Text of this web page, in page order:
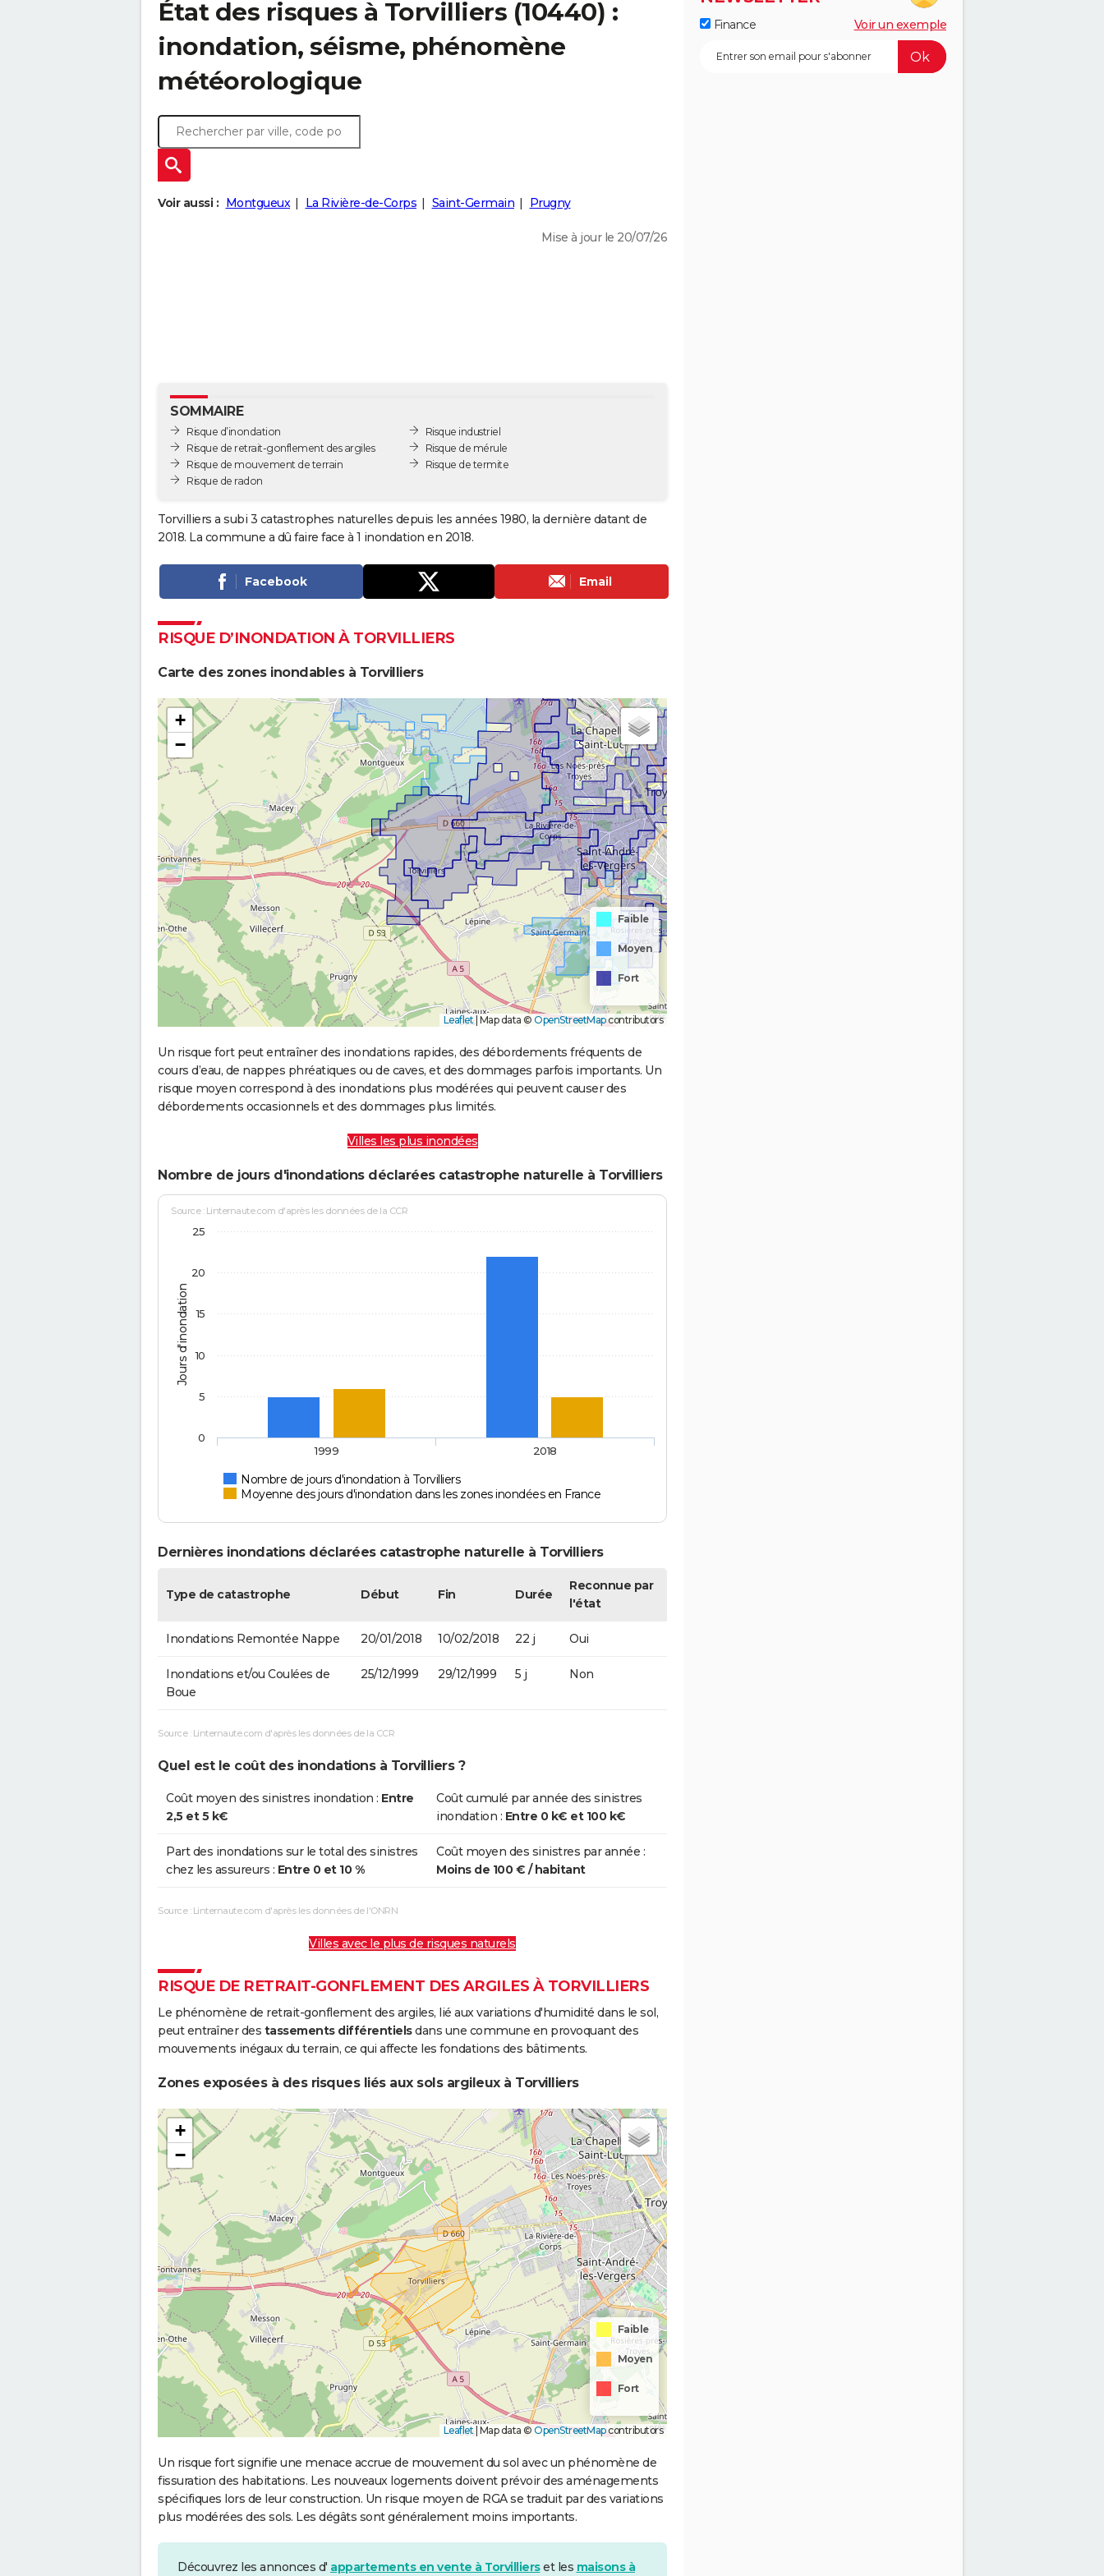
État des risques à Torvilliers (10440) :
inondation, séisme, phénomène
météorologique
Voir aussi : Montgueux La Rivière-de-Corps Saint-Germain Prugny
Mise à jour le 20/07/26
SOMMAIRE
Risque d’inondation
Risque de retrait-gonflement des argiles
Risque de mouvement de terrain
Risque de radon
Risque industriel
Risque de mérule
Risque de termite
Torvilliers a subi 3 catastrophes naturelles depuis les années 1980, la dernière datant de
2018. La commune a dû faire face à 1 inondation en 2018.
Facebook Email
RISQUE D’INONDATION À TORVILLIERS
Carte des zones inondables à Torvilliers
+
−
Faible
Moyen
Fort
Leaflet | Map data © OpenStreetMapcontributors
Un risque fort peut entraîner des inondations rapides, des débordements fréquents de
cours d’eau, de nappes phréatiques ou de caves, et des dommages parfois importants. Un
risque moyen correspond à des inondations plus modérées qui peuvent causer des
débordements occasionnels et des dommages plus limités.
Villes les plus inondées
Nombre de jours d'inondations déclarées catastrophe naturelle à Torvilliers
Jours d'inondation
Source : Linternaute.com d'après les données de la CCR
Nombre de jours d'inondation à Torvilliers
Moyenne des jours d'inondation dans les zones inondées en France
1999 2018
0
5
10
15
20
25
Dernières inondations déclarées catastrophe naturelle à Torvilliers
Type de catastrophe Début Fin Durée
Reconnue par
l'état
Inondations Remontée Nappe 20/01/2018 10/02/2018 22 j Oui
Inondations et/ou Coulées de
Boue
25/12/1999 29/12/1999 5 j Non
Source : Linternaute.com d'après les données de la CCR
Quel est le coût des inondations à Torvilliers ?
Coût moyen des sinistres inondation : Entre
2,5 et 5 k€
Coût cumulé par année des sinistres
inondation : Entre 0 k€ et 100 k€
Part des inondations sur le total des sinistres
chez les assureurs : Entre 0 et 10 %
Coût moyen des sinistres par année :
Moins de 100 € / habitant
Source : Linternaute.com d'après les données de l'ONRN
Villes avec le plus de risques naturels
RISQUE DE RETRAIT-GONFLEMENT DES ARGILES À TORVILLIERS
Le phénomène de retrait-gonflement des argiles, lié aux variations d'humidité dans le sol,
peut entraîner des tassements différentielsdans une commune en provoquant des
mouvements inégaux du terrain, ce qui affecte les fondations des bâtiments.
Zones exposées à des risques liés aux sols argileux à Torvilliers
+
−
Faible
Moyen
Fort
Leaflet Map data © OpenStreetMapcontributors
Un risque fort signifie une menace accrue de mouvement du sol avec un phénomène de
fissuration des habitations. Les nouveaux logements doivent prévoir des aménagements
spécifiques lors de leur construction. Un risque moyen de RGA se traduit par des variations
plus modérées des sols. Les dégâts sont généralement moins importants.
Découvrez les annonces d' appartements en vente à Torvillierset les maisons à
Finance Voir un exemple